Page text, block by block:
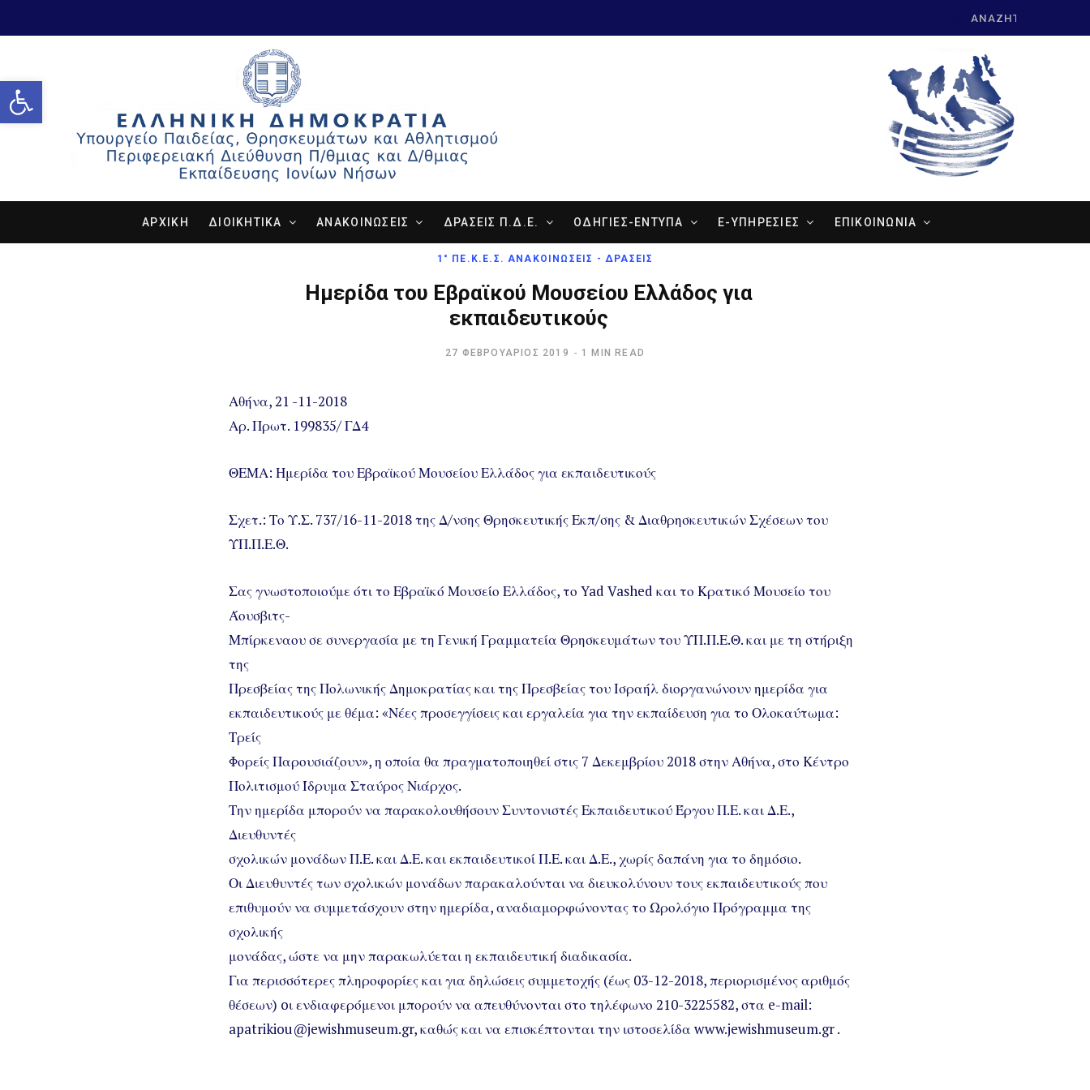
Open toolbar
Search
ΑΡΧΙΚΗ ΔΙΟΙΚΗΤΙΚΑ ΑΝΑΚΟΙΝΩΣΕΙΣ ΔΡΑΣΕΙΣ Π.Δ.Ε. ΟΔΗΓΙΕΣ-ΕΝΤΥΠΑ E-ΥΠΗΡΕΣΙΕΣ ΕΠΙΚΟΙΝΩΝΙΑ
1° ΠΕ.Κ.Ε.Σ. ΑΝΑΚΟΙΝΏΣΕΙΣ - ΔΡΆΣΕΙΣ
Ημερίδα του Εβραϊκού Μουσείου Ελλάδος για
εκπαιδευτικούς
27 ΦΕΒΡΟΥΆΡΙΟΣ 2019 1 MIN READ
Αθήνα, 21 -11-2018
Αρ. Πρωτ. 199835/ ΓΔ4
ΘΕΜΑ: Ημερίδα του Εβραϊκού Μουσείου Ελλάδος για εκπαιδευτικούς
Σχετ.: Το Υ.Σ. 737/16-11-2018 της Δ/νσης Θρησκευτικής Εκπ/σης & Διαθρησκευτικών Σχέσεων του
ΥΠ.Π.Ε.Θ.
Σας γνωστοποιούμε ότι το Εβραϊκό Μουσείο Ελλάδος, το Yad Vashed και το Κρατικό Μουσείο του
Άουσβιτς-
Μπίρκεναου σε συνεργασία με τη Γενική Γραμματεία Θρησκευμάτων του ΥΠ.Π.Ε.Θ. και με τη στήριξη
της
Πρεσβείας της Πολωνικής Δημοκρατίας και της Πρεσβείας του Ισραήλ διοργανώνουν ημερίδα για
εκπαιδευτικούς με θέμα: «Νέες προσεγγίσεις και εργαλεία για την εκπαίδευση για το Ολοκαύτωμα:
Τρείς
Φορείς Παρουσιάζουν», η οποία θα πραγματοποιηθεί στις 7 Δεκεμβρίου 2018 στην Αθήνα, στο Κέντρο
Πολιτισμού Ίδρυμα Σταύρος Νιάρχος.
Την ημερίδα μπορούν να παρακολουθήσουν Συντονιστές Εκπαιδευτικού Έργου Π.Ε. και Δ.Ε.,
Διευθυντές
σχολικών μονάδων Π.Ε. και Δ.Ε. και εκπαιδευτικοί Π.Ε. και Δ.Ε., χωρίς δαπάνη για το δημόσιο.
Οι Διευθυντές των σχολικών μονάδων παρακαλούνται να διευκολύνουν τους εκπαιδευτικούς που
επιθυμούν να συμμετάσχουν στην ημερίδα, αναδιαμορφώνοντας το Ωρολόγιο Πρόγραμμα της
σχολικής
μονάδας, ώστε να μην παρακωλύεται η εκπαιδευτική διαδικασία.
Για περισσότερες πληροφορίες και για δηλώσεις συμμετοχής (έως 03-12-2018, περιορισμένος αριθμός
θέσεων) oι ενδιαφερόμενοι μπορούν να απευθύνονται στο τηλέφωνο 210-3225582, στα e-mail:
apatrikiou@jewishmuseum.gr, καθώς και να επισκέπτονται την ιστοσελίδα www.jewishmuseum.gr .